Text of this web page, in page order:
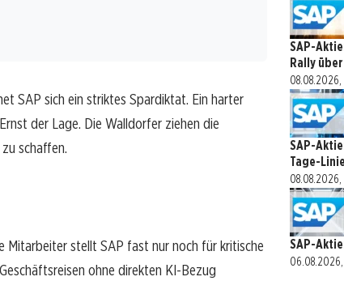
SAP sich ein striktes Spardiktat. Ein harter
der Lage. Die Walldorfer ziehen die
schaffen.
Mitarbeiter stellt SAP fast nur noch für kritische
ohne direkten KI-Bezug
SAP-
Rally
08.08.2026,
SAP-
Tage-
08.08.2026,
SAP-
06.08.2026,